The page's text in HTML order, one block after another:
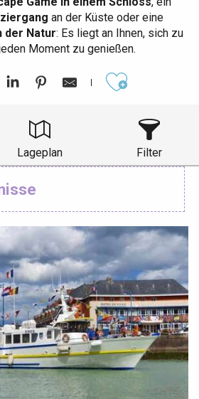
an der Küste oder eine
der Natur: Es liegt an Ihnen, sich zu
Moment zu genießen.
Lageplan Filter